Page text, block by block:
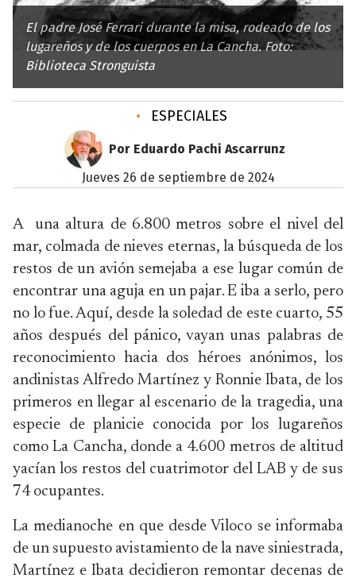
El padre José Ferrari durante la misa, rodeado de los
lugareños y de los cuerpos en La Cancha. Foto:
Biblioteca Stronguista
• ESPECIALES
Por Eduardo Pachi Ascarrunz
jueves 26 de septiembre de 2024
A una altura de 6.800 metros sobre el nivel del
mar, colmada de nieves eternas, la búsqueda de los
restos de un avión semejaba a ese lugar común de
encontrar una aguja en un pajar. E iba a serlo, pero
no lo fue. Aquí, desde la soledad de este cuarto, 55
años después del pánico, vayan unas palabras de
reconocimiento hacia dos héroes anónimos, los
andinistas Alfredo Martínez y Ronnie Ibata, de los
primeros en llegar al escenario de la tragedia, una
especie de planicie conocida por los lugareños
como La Cancha, donde a 4.600 metros de altitud
yacían los restos del cuatrimotor del LAB y de sus
74 ocupantes.
La medianoche en que desde Viloco se informaba
de un supuesto avistamiento de la nave siniestrada,
Martínez e Ibata decidieron remontar decenas de